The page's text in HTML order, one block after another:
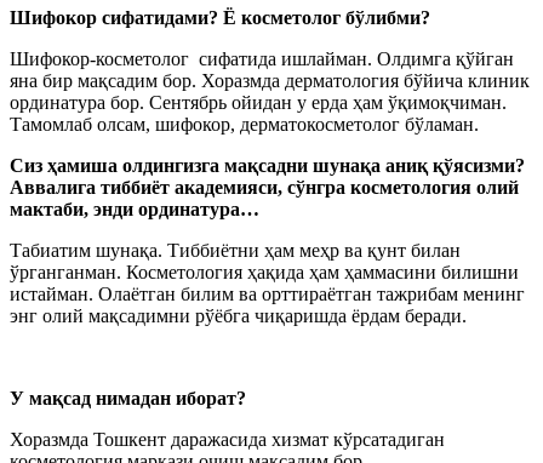
Шифокор сифатидами? Ё косметолог бўлибми?
Шифокор-косметолог сифатида ишлайман. Олдимга қўйган
яна бир мақсадим бор. Хоразмда дерматология бўйича клиник
ординатура бор. Сентябрь ойидан у ерда ҳам ўқимоқчиман.
Тамомлаб олсам, шифокор, дерматокосметолог бўламан.
Сиз ҳамиша олдингизга мақсадни шунақа аниқ қўясизми?
Аввалига тиббиёт академияси, сўнгра косметология олий
мактаби, энди ординатура…
Табиатим шунақа. Тиббиётни ҳам меҳр ва қунт билан
ўрганганман. Косметология ҳақида ҳам ҳаммасини билишни
истайман. Олаётган билим ва орттираётган тажрибам менинг
энг олий мақсадимни рўёбга чиқаришда ёрдам беради.
У мақсад нимадан иборат?
Хоразмда Тошкент даражасида хизмат кўрсатадиган